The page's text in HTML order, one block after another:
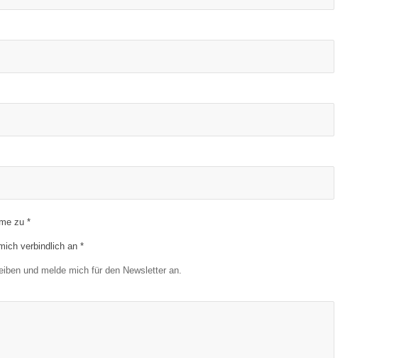
zu *
verbindlich an *
und melde mich für den Newsletter an.